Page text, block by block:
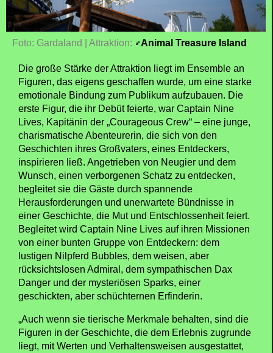
Foto: Gardaland | Attraktion: Animal Treasure Island
Die große Stärke der Attraktion liegt im Ensemble an
Figuren, das eigens geschaffen wurde, um eine starke
emotionale Bindung zum Publikum aufzubauen. Die
erste Figur, die ihr Debüt feierte, war Captain Nine
Lives, Kapitänin der „Courageous Crew“ – eine junge,
charismatische Abenteurerin, die sich von den
Geschichten ihres Großvaters, eines Entdeckers,
inspirieren ließ. Angetrieben von Neugier und dem
Wunsch, einen verborgenen Schatz zu entdecken,
begleitet sie die Gäste durch spannende
Herausforderungen und unerwartete Bündnisse in
einer Geschichte, die Mut und Entschlossenheit feiert.
Begleitet wird Captain Nine Lives auf ihren Missionen
von einer bunten Gruppe von Entdeckern: dem
lustigen Nilpferd Bubbles, dem weisen, aber
rücksichtslosen Admiral, dem sympathischen Dax
Danger und der mysteriösen Sparks, einer
geschickten, aber schüchternen Erfinderin.
„Auch wenn sie tierische Merkmale behalten, sind die
Figuren in der Geschichte, die dem Erlebnis zugrunde
liegt, mit Werten und Verhaltensweisen ausgestattet,